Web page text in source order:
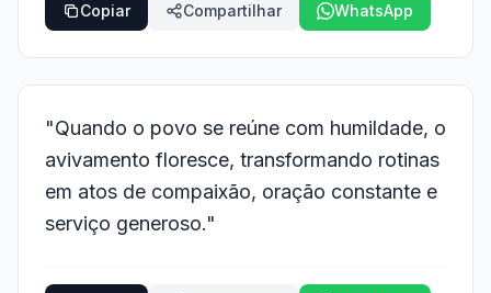
Copiar Compartilhar WhatsApp
"Quando o povo se reúne com humildade, o
avivamento floresce, transformando rotinas
em atos de compaixão, oração constante e
serviço generoso."